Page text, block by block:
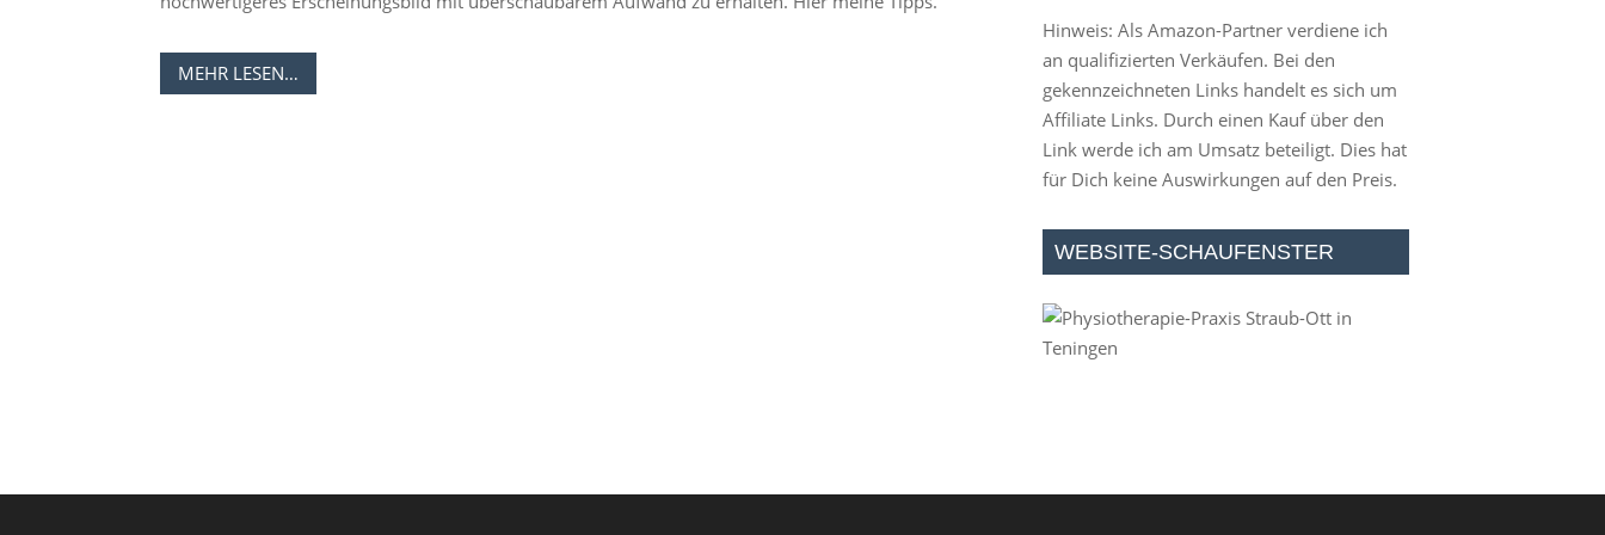
MEHR LESEN…
Hinweis: Als Amazon-Partner verdiene ich
an qualifizierten Verkäufen. Bei den
gekennzeichneten Links handelt es sich um
Affiliate Links. Durch einen Kauf über den
Link werde ich am Umsatz beteiligt. Dies hat
für Dich keine Auswirkungen auf den Preis.
WEBSITE-SCHAUFENSTER